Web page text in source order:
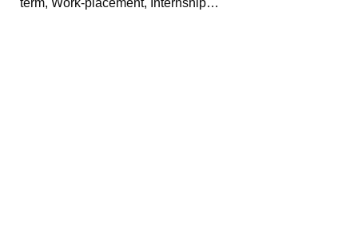
term, Work-placement, Internship…